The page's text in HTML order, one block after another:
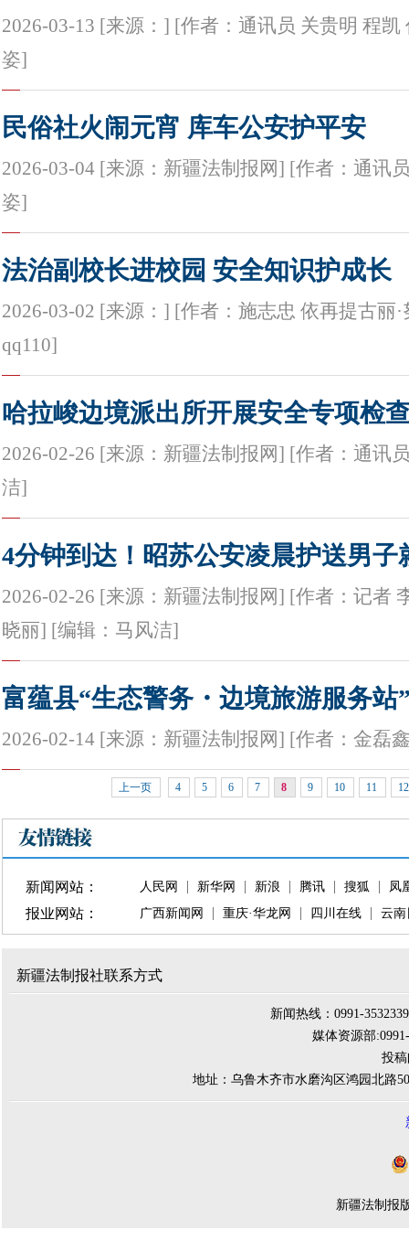
2026-03-13 [来源：] [作者：通讯员 关贵明 程
姿]
民俗社火闹元宵 库车公安护平安
2026-03-04 [来源：新疆法制报网] [作者：通讯
姿]
法治副校长进校园 安全知识护成长
2026-03-02 [来源：] [作者：施志忠 依再提古丽
qq110]
哈拉峻边境派出所开展安全专项检
2026-02-26 [来源：新疆法制报网] [作者：通讯
洁]
4分钟到达！昭苏公安凌晨护送男子
2026-02-26 [来源：新疆法制报网] [作者：记者
晓丽] [编辑：马风洁]
富蕴县“生态警务・边境旅游服务站
2026-02-14 [来源：新疆法制报网] [作者：金磊
上一页 4 5 6 7 8 9 10 11 12
新闻网站： 人民网 新华网 新浪 腾讯 搜狐 凤
报业网站： 广西新闻网 重庆·华龙网 四川在线 云南
新疆法制报社联系方式
新闻热线：0991-
媒体资源部
投稿
地址：乌鲁木齐市水磨沟区鸿园北路
新疆法制报